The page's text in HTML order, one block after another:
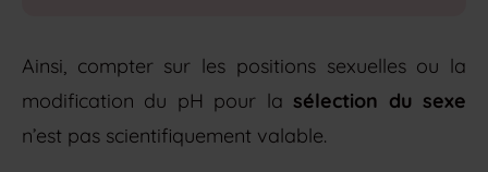
Ainsi, compter sur les positions sexuelles ou la
modification du pH pour la sélection du sexe
n’est pas scientifiquement valable.